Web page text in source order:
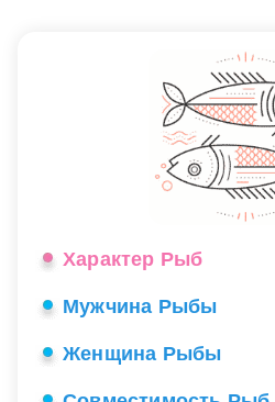
Характер Рыб
Мужчина Рыбы
Женщина Рыбы